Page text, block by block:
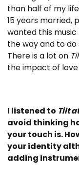
than half of my
15 years married,
wanted this
the way and to do
There is a lot on
the impact of love
I listened to Tilt
avoid thinking
your touch is.
your identity
adding